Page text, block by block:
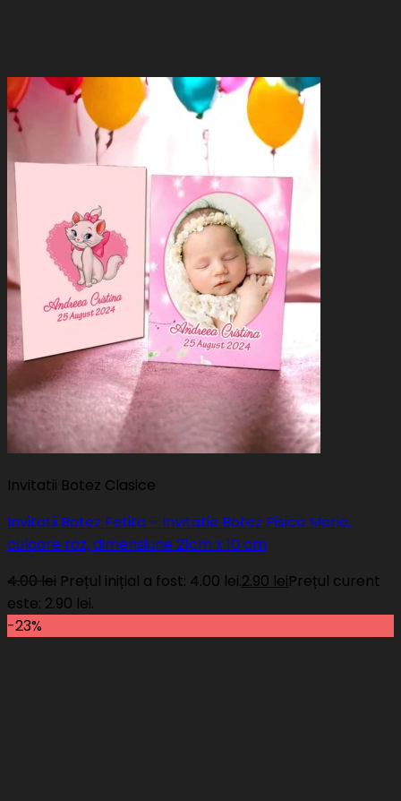
Invitatii Botez Clasice
Invitatii Botez Fetita – Invitatie Botez Pisica Marie,
culoare roz, dimensiune 21cm x 10 cm
4.00lei Prețul inițial a fost: 4.00 lei.2.90 leiPrețul curent
este: 2.90 lei.
-23%